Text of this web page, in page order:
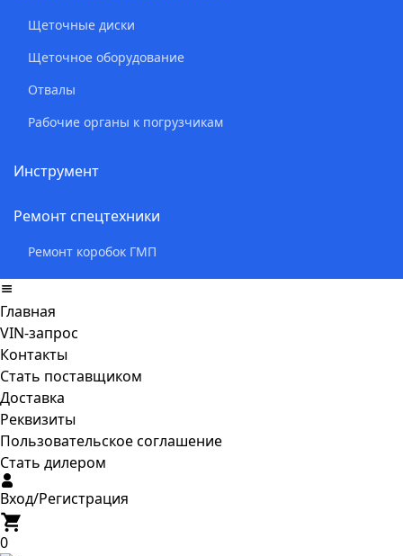
Щеточные диски
Щеточное оборудование
Отвалы
Рабочие органы к погрузчикам
Инструмент
Ремонт спецтехники
Ремонт коробок ГМП
Главная
VIN-запрос
Контакты
Стать поставщиком
Доставка
Реквизиты
Пользовательское соглашение
Стать дилером
Вход/Регистрация
0